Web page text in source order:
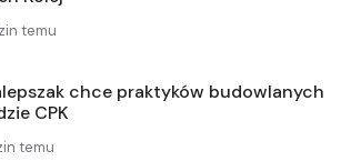
temu
chce praktyków budowlanych
CPK
temu